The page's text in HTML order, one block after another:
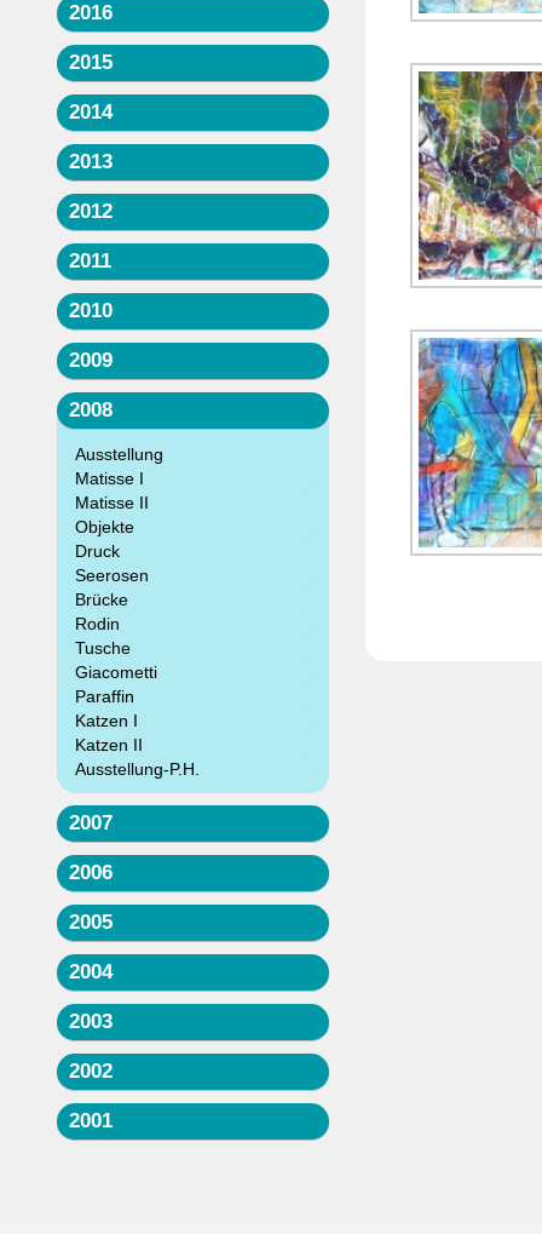
2016
2015
2014
2013
2012
2011
2010
2009
2008
Ausstellung
Matisse I
Matisse II
Objekte
Druck
Seerosen
Brücke
Rodin
Tusche
Giacometti
Paraffin
Katzen I
Katzen II
Ausstellung-P.H.
2007
2006
2005
2004
2003
2002
2001